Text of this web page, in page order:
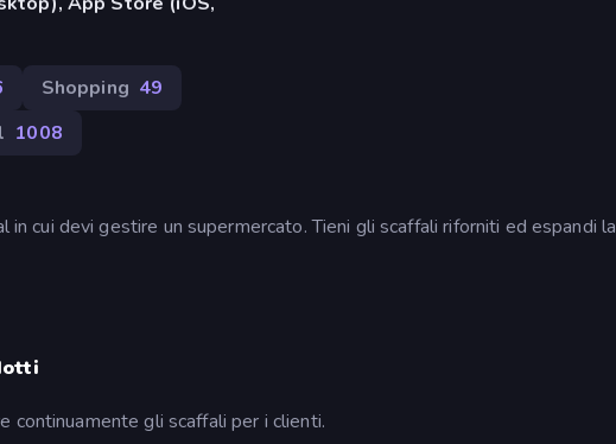
Shopping 49
1008
in cui devi gestire un supermercato. Tieni gli scaffali riforniti ed espandi la
continuamente gli scaffali per i clienti.